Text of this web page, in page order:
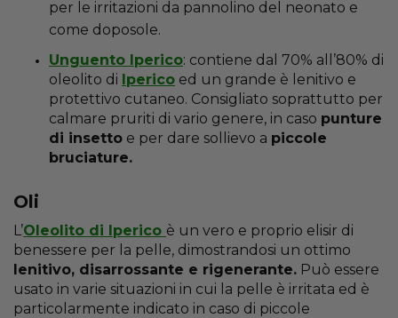
per le irritazioni da pannolino del neonato e
come doposole.
Unguento Iperico: contiene dal 70% all’80% di
oleolito di Iperico ed un grande è lenitivo e
protettivo cutaneo. Consigliato soprattutto per
calmare pruriti di vario genere, in caso punture
di insetto e per dare sollievo a piccole
bruciature.
Oli
L’Oleolito di Iperico è un vero e proprio elisir di
benessere per la pelle, dimostrandosi un ottimo
lenitivo, disarrossante e rigenerante. Può essere
usato in varie situazioni in cui la pelle è irritata ed è
particolarmente indicato in caso di piccole